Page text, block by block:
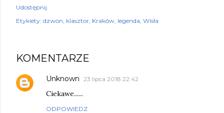
Udostępnij
Etykiety: dzwon klasztor Kraków legenda Wisła
KOMENTARZE
Unknown 23 lipca 2018 22:42
Ciekawe......
ODPOWIEDZ